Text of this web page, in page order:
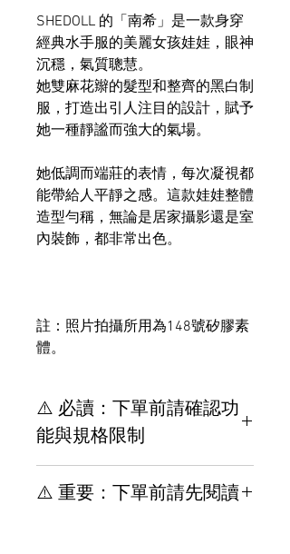
SHEDOLL 的「南希」是一款身穿
經典水手服的美麗女孩娃娃，眼神
沉穩，氣質聰慧。
她雙麻花辮的髮型和整齊的黑白制
服，打造出引人注目的設計，賦予
她一種靜謐而強大的氣場。
她低調而端莊的表情，每次凝視都
能帶給人平靜之感。這款娃娃整體
造型勻稱，無論是居家攝影還是室
內裝飾，都非常出色。
註：照片拍攝所用為148號矽膠素
體。
⚠️ 必讀：下單前請確認功
能與規格限制
格與安裝限制
⚠️ 重要：下單前請先閱讀